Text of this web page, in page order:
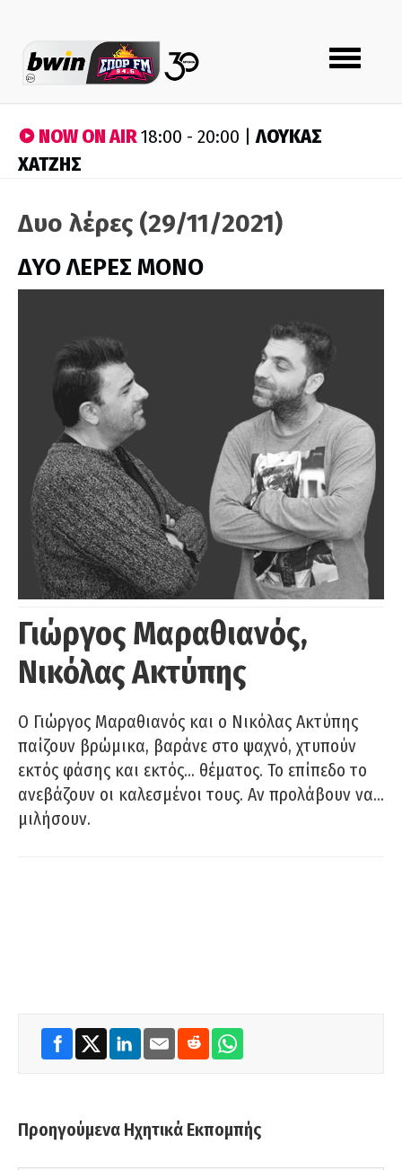
Toggle
navigation
NOW ON AIR18:00 - 20:00 |ΛΟΥΚΑΣ
ΧΑΤΖΗΣ
Δυο λέρες (29/11/2021)
ΔΥΟ ΛΕΡΕΣ ΜΟΝΟ
Γιώργος Μαραθιανός,
Νικόλας Ακτύπης
Ο Γιώργος Μαραθιανός και ο Νικόλας Ακτύπης
παίζουν βρώμικα, βαράνε στο ψαχνό, χτυπούν
εκτός φάσης και εκτός… θέματος. Το επίπεδο το
ανεβάζουν οι καλεσμένοι τους. Αν προλάβουν να…
μιλήσουν.
Προηγούμενα Ηχητικά Εκπομπής